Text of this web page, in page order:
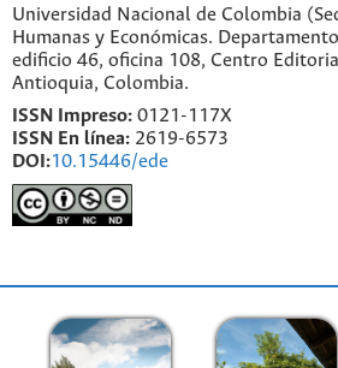
Universidad Nacional de Colombia
Humanas y Económicas.
edificio 46, oficina 108, Centro
Antioquia, Colombia.
ISSN Impreso: 0121-117X
ISSN En línea: 2619-6573
DOI:10.15446/ede